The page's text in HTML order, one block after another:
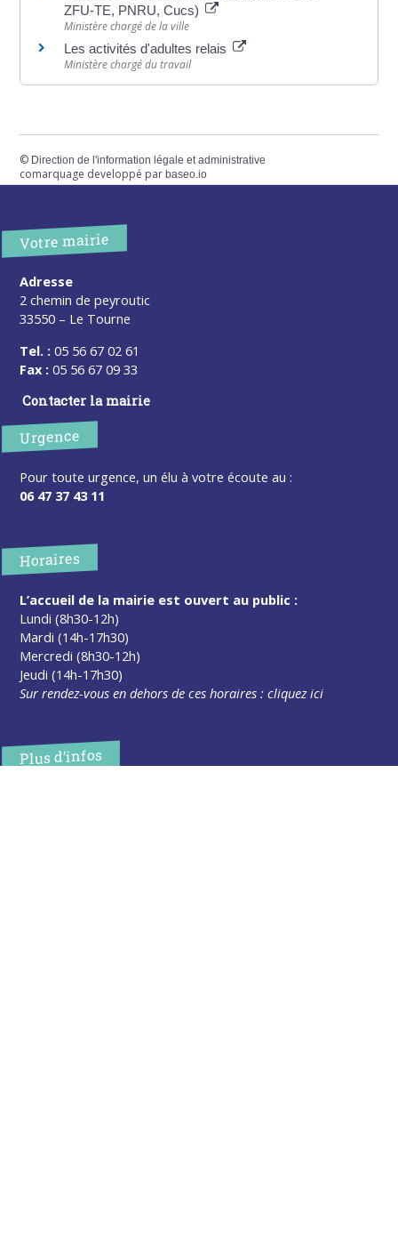
ZFU-TE, PNRU, Cucs)
Ministère chargé de la ville
Les activités d'adultes relais
Ministère chargé du travail
© Direction de l'information légale et administrative
comarquage developpé parbaseo.io
Votre mairie
Adresse
2 chemin de peyroutic
33550 – Le Tourne
Tel. : 05 56 67 02 61
Fax : 05 56 67 09 33
Contacter la mairie
Urgence
Pour toute urgence, un élu à votre écoute au :
06 47 37 43 11
Horaires
L’accueil de la mairie est ouvert au public :
Lundi (8h30-12h)
Mardi (14h-17h30)
Mercredi (8h30-12h)
Jeudi (14h-17h30)
Sur rendez-vous en dehors de ces horaires :cliquez ici
Plus d’infos